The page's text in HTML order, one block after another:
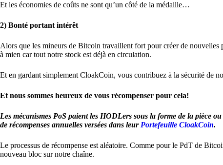
Et les économies de coûts ne sont qu’un côté de la médaille…
2) Bonté portant intérêt
Alors que les mineurs de Bitcoin travaillent fort pour créer de
à mien car tout notre stock est déjà en circulation.
Et en gardant simplement CloakCoin, vous contribuez à la sécurité de
Et nous sommes heureux de vous récompenser pour cela!
Les mécanismes PoS paient les HODLers sous la forme de la pièce
de récompenses annuelles versées dans leur Portefeuille CloakCoin.
Le processus de récompense est aléatoire. Comme pour le PdT de
nouveau bloc sur notre chaîne.